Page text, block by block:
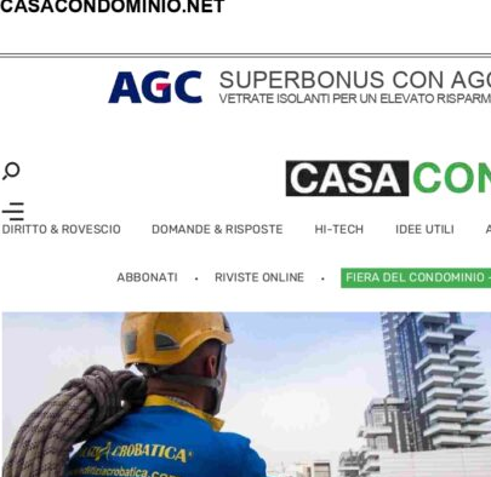
Apri una sede EA
Qualità e sicurezza
Certificazioni
News
Rassegna Stampa
Foto e Video